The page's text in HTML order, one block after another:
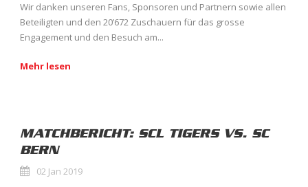
Wir danken unseren Fans, Sponsoren und Partnern sowie allen
Beteiligten und den 20’672 Zuschauern für das grosse
Engagement und den Besuch am...
Mehr lesen
MATCHBERICHT: SCL TIGERS VS. SC
BERN
02 Jan 2019